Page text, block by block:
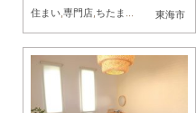
東海市
住まい 専門店 ちたまる広告 ,家族